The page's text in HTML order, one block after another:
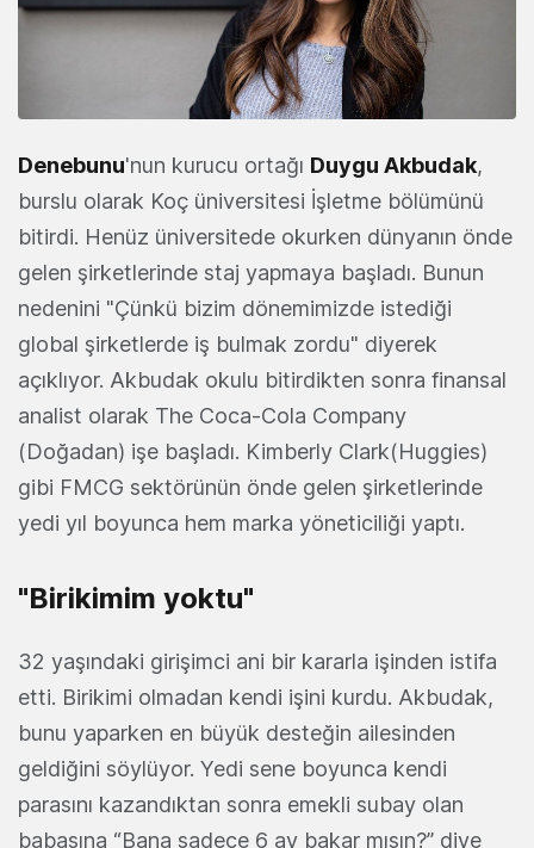
Denebunu'nun kurucu ortağı Duygu Akbudak,
burslu olarak Koç üniversitesi İşletme bölümünü
bitirdi. Henüz üniversitede okurken dünyanın önde
gelen şirketlerinde staj yapmaya başladı. Bunun
nedenini "Çünkü bizim dönemimizde istediği
global şirketlerde iş bulmak zordu" diyerek
açıklıyor. Akbudak okulu bitirdikten sonra finansal
analist olarak The Coca-Cola Company
(Doğadan) işe başladı. Kimberly Clark(Huggies)
gibi FMCG sektörünün önde gelen şirketlerinde
yedi yıl boyunca hem marka yöneticiliği yaptı.
"Birikimim yoktu"
32 yaşındaki girişimci ani bir kararla işinden istifa
etti. Birikimi olmadan kendi işini kurdu. Akbudak,
bunu yaparken en büyük desteğin ailesinden
geldiğini söylüyor. Yedi sene boyunca kendi
parasını kazandıktan sonra emekli subay olan
babasına “Bana sadece 6 ay bakar mısın?” diye